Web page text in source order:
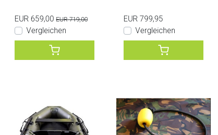
EUR 659,00 EUR 719,00
Vergleichen
EUR 799,95
Vergleichen